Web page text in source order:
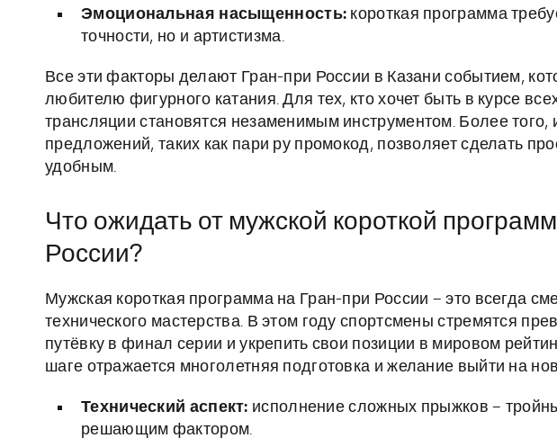
Эмоциональная насыщенность: короткая программа
точности, но и артистизма.
Все эти факторы делают Гран-при России в Казани событием,
любителю фигурного катания. Для тех, кто хочет быть в курсе
трансляции становятся незаменимым инструментом. Более
предложений, таких как пари ру промокод, позволяет сделать
удобным.
Что ожидать от мужской короткой
России?
Мужская короткая программа на Гран-при России – это всегда
технического мастерства. В этом году спортсмены стремятся
путёвку в финал серии и укрепить свои позиции в мировом
шаге отражается многолетняя подготовка и желание выйти на
Технический аспект: исполнение сложных прыжков –
решающим фактором.